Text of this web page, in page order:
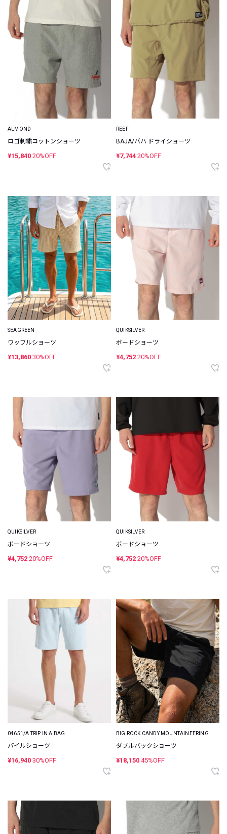
ALMOND
ロゴ刺繍コットンショーツ
¥15,840 20%OFF
REEF
BAJA/バハ ドライショーツ
¥7,744 20%OFF
SEAGREEN
ワッフルショーツ
¥13,860 30%OFF
QUIKSILVER
ボードショーツ
¥4,752 20%OFF
QUIKSILVER
ボードショーツ
¥4,752 20%OFF
QUIKSILVER
ボードショーツ
¥4,752 20%OFF
04651/A TRIP IN A BAG
パイルショーツ
¥16,940 30%OFF
BIG ROCK CANDY MOUNTAINEERING
ダブルバックショーツ
¥18,150 45%OFF